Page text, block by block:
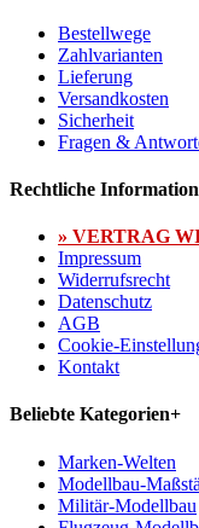
Bestellwege
Zahlvarianten
Lieferung
Versandkosten
Sicherheit
Fragen &
Rechtliche
» VERTRAG
Impressum
Widerrufsrecht
Datenschutz
AGB
Cookie-
Kontakt
Beliebte Kategorien+
Marken-Welten
Modellbau-
Militär-Modellbau